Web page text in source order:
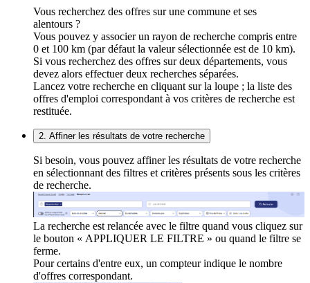
Vous recherchez des offres sur une commune et ses
alentours ?
Vous pouvez y associer un rayon de recherche compris entre
0 et 100 km (par défaut la valeur sélectionnée est de 10 km).
Si vous recherchez des offres sur deux départements, vous
devez alors effectuer deux recherches séparées.
Lancez votre recherche en cliquant sur la loupe ; la liste des
offres d'emploi correspondant à vos critères de recherche est
restituée.
2. Affiner les résultats de votre recherche
Si besoin, vous pouvez affiner les résultats de votre recherche
en sélectionnant des filtres et critères présents sous les critères
de recherche.
La recherche est relancée avec le filtre quand vous cliquez sur
le bouton « APPLIQUER LE FILTRE » ou quand le filtre se
ferme.
Pour certains d'entre eux, un compteur indique le nombre
d'offres correspondant.